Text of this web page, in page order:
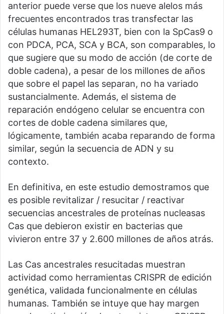
anterior puede verse que los nueve alelos más
frecuentes encontrados tras transfectar las
células humanas HEL293T, bien con la SpCas9 o
con PDCA, PCA, SCA y BCA, son comparables, lo
que sugiere que su modo de acción (de corte de
doble cadena), a pesar de los millones de años
que sobre el papel las separan, no ha variado
sustancialmente. Además, el sistema de
reparación endógeno celular se encuentra con
cortes de doble cadena similares que,
lógicamente, también acaba reparando de forma
similar, según la secuencia de ADN y su
contexto.
En definitiva, en este estudio demostramos que
es posible revitalizar / resucitar / reactivar
secuencias ancestrales de proteínas nucleasas
Cas que debieron existir en bacterias que
vivieron entre 37 y 2.600 millones de años atrás.
Las Cas ancestrales resucitadas muestran
actividad como herramientas CRISPR de edición
genética, validada funcionalmente en células
humanas. También se intuye que hay margen